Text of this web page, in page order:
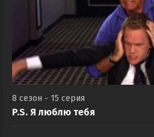
8 сезон - 15 серия
P.S. Я люблю тебя